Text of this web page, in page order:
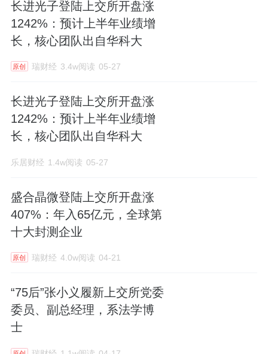
长进光子登陆上交所开盘涨
1242%：预计上半年业绩增
长，核心团队出自华科大
原创 瑞财经 3.4w阅读 05-27
长进光子登陆上交所开盘涨
1242%：预计上半年业绩增
长，核心团队出自华科大
乐居财经 1.4w阅读 05-27
盛合晶微登陆上交所开盘涨
407%：年入65亿元，全球第
十大封测企业
原创 瑞财经 4.0w阅读 04-21
“75后”张小义履新上交所党委
委员、副总经理，系法学博
士